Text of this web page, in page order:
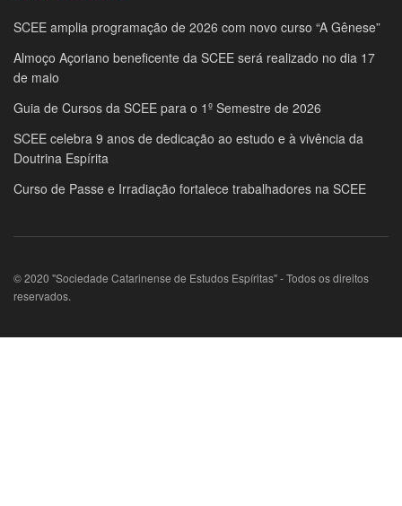
SCEE amplia programação de 2026 com novo curso “A Gênese”
Almoço Açoriano beneficente da SCEE será realizado no dia 17
de maio
Guia de Cursos da SCEE para o 1º Semestre de 2026
SCEE celebra 9 anos de dedicação ao estudo e à vivência da
Doutrina Espírita
Curso de Passe e Irradiação fortalece trabalhadores na SCEE
© 2020 "Sociedade Catarinense de Estudos Espíritas" - Todos os direitos
reservados.